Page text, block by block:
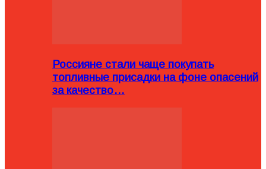
Россияне стали чаще покупать
топливные присадки на фоне опасений
за качество…